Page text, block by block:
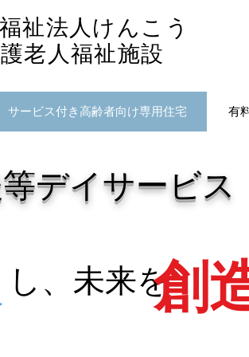
祉法人けんこう
老人福祉施設
サービス付き高齢者向け専用住宅 有
デイサービス
​し、未来を創